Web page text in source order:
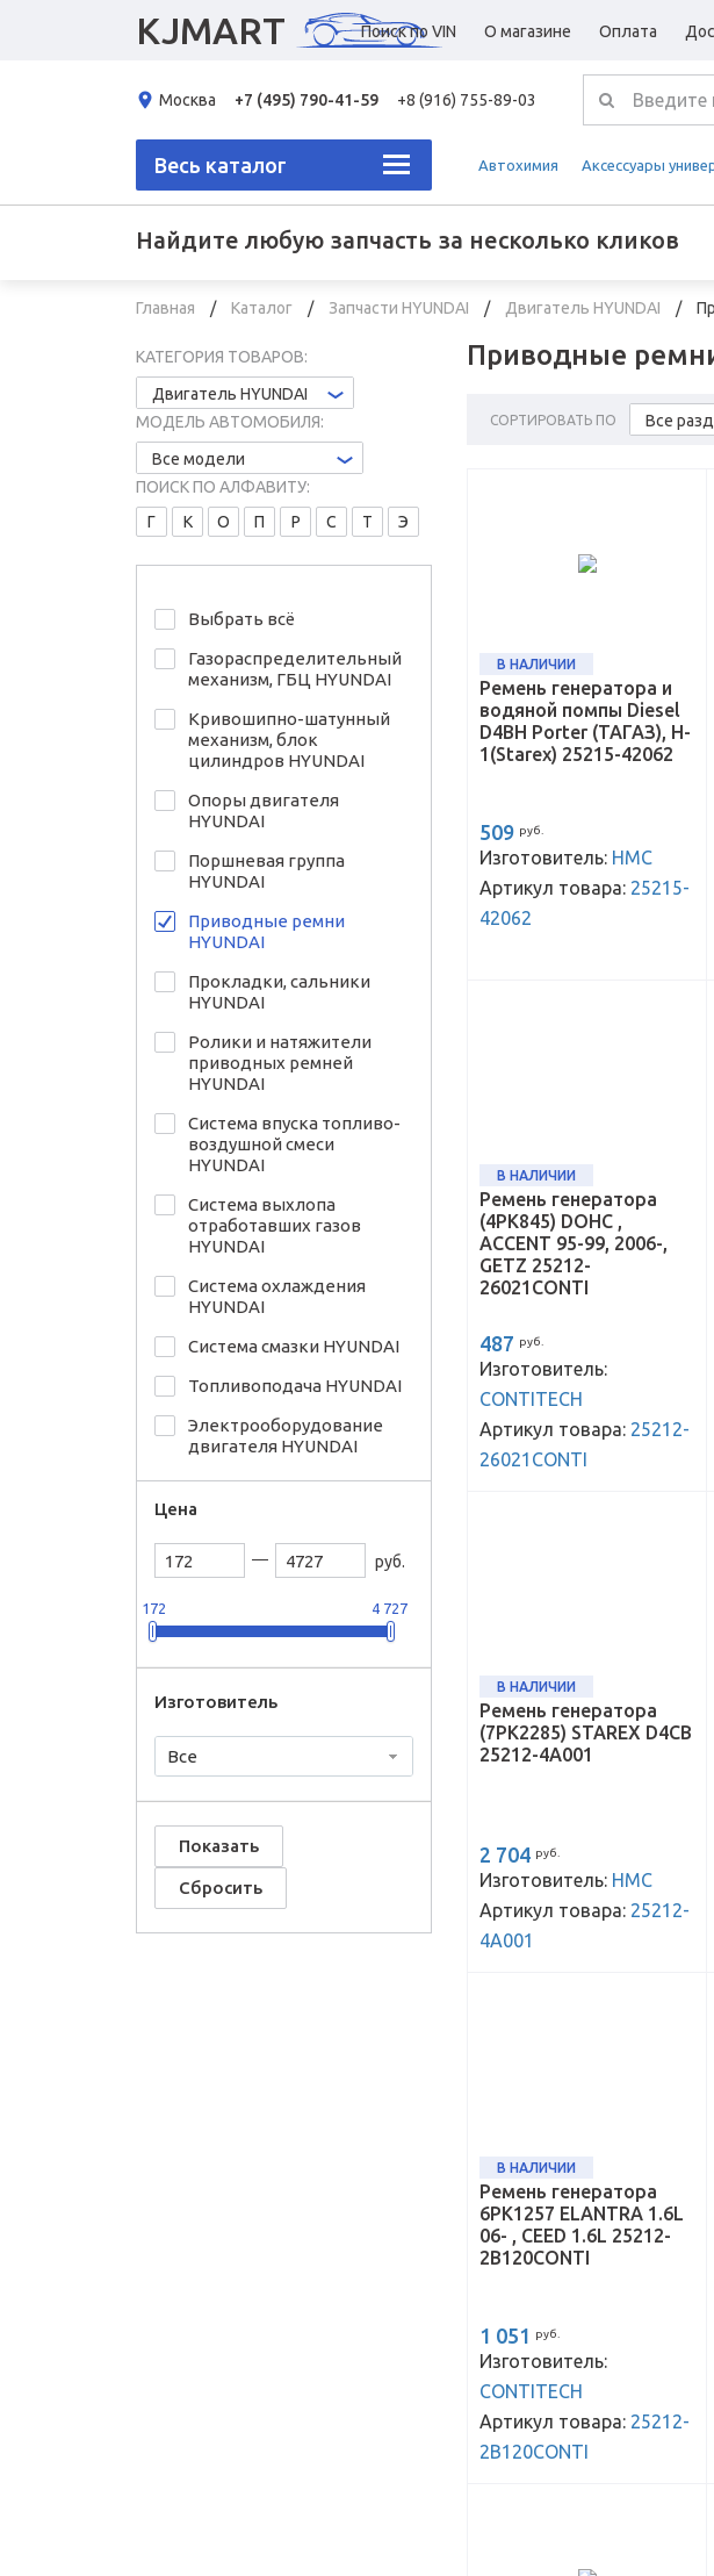
KJMART Поиск по VIN О магазине Оплата
Москва +7 (495) 790-41-59 +8 (916) 755-89-03
Весь каталог Автохимия Аксессуары
Найдите любую запчасть за несколько кликов
Главная Каталог Запчасти HYUNDAI Двигатель HYUNDAI
Приводные
СОРТИРОВАТЬ ПО Все
КАТЕГОРИЯ ТОВАРОВ:
Двигатель HYUNDAI
МОДЕЛЬ АВТОМОБИЛЯ:
Все модели
ПОИСК ПО АЛФАВИТУ:
Г
К О П Р С Т Э
Выбрать всё
Газораспределительный
механизм, ГБЦ HYUNDAI
Кривошипно-шатунный
механизм, блок
цилиндров HYUNDAI
Опоры двигателя
HYUNDAI
Поршневая группа
HYUNDAI
Приводные ремни
HYUNDAI
Прокладки, сальники
HYUNDAI
Ролики и натяжители
приводных ремней
HYUNDAI
Система впуска топливо-
воздушной смеси
HYUNDAI
Система выхлопа
отработавших газов
HYUNDAI
Система охлаждения
HYUNDAI
Система смазки HYUNDAI
Топливоподача HYUNDAI
Электрооборудование
двигателя HYUNDAI
Цена
руб.
172 4 727
Изготовитель
Все
В НАЛИЧИИ
Ремень генератора и
водяной помпы Diesel
D4BH Porter (ТАГАЗ), H-
1(Starex) 25215-42062
509 руб.
Изготовитель: HMC
Артикул товара: 25215-
42062
В НАЛИЧИИ
Ремень генератора
(4PK845) DOHC ,
ACCENT 95-99, 2006-,
GETZ 25212-
26021CONTI
487 руб.
Изготовитель:
CONTITECH
Артикул товара: 25212-
26021CONTI
В НАЛИЧИИ
Ремень генератора
(7PK2285) STAREX D4CB
25212-4A001
2 704 руб.
Изготовитель: HMC
Артикул товара: 25212-
4A001
В НАЛИЧИИ
Ремень генератора
6PK1257 ELANTRA 1.6L
06- , CEED 1.6L 25212-
2B120CONTI
1 051 руб.
Изготовитель:
CONTITECH
Артикул товара: 25212-
2B120CONTI